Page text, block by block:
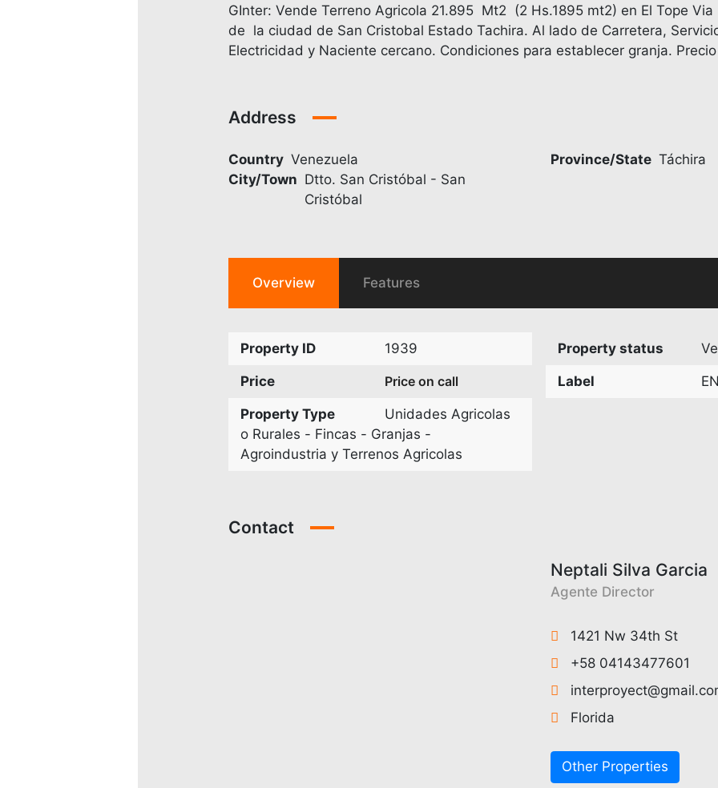
GInter: Vende Terreno Agricola 21.895 Mt2 (2 Hs.1895 mt2) en El Tope Via
de la ciudad de San Cristobal Estado Tachira. Al lado de Carretera,
Electricidad y Naciente cercano. Condiciones para establecer granja.
Address
Country Venezuela Province/State Táchira
City/Town Dtto. San Cristóbal - San
Cristóbal
Overview Features
Property ID 1939
Price Price on call
Property Type
Unidades Agricolas
o Rurales - Fincas - Granjas -
Agroindustria y Terrenos Agricolas
Property status
Label
Contact
Neptali Silva Garcia
Agente Director
1421 Nw 34th St
+58 04143477601
Florida
Other Properties